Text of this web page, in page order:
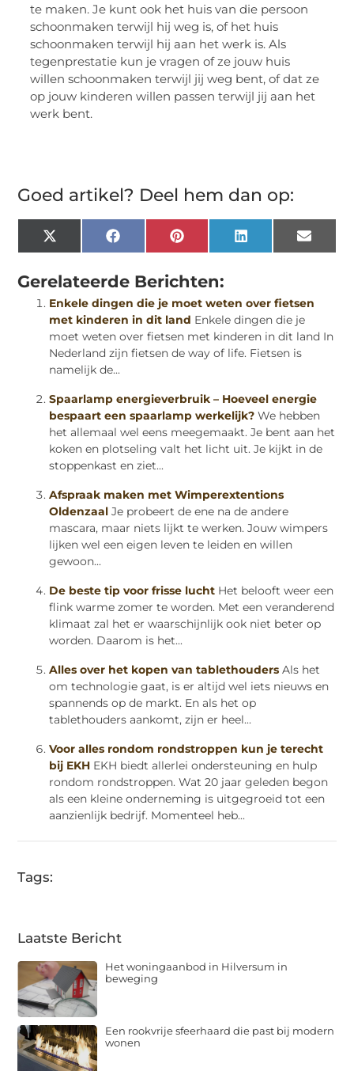
te maken. Je kunt ook het huis van die persoon
schoonmaken terwijl hij weg is, of het huis
schoonmaken terwijl hij aan het werk is. Als
tegenprestatie kun je vragen of ze jouw huis
willen schoonmaken terwijl jij weg bent, of dat ze
op jouw kinderen willen passen terwijl jij aan het
werk bent.
Goed artikel? Deel hem dan op:
X
(Twitter)
FacebookPinterestLinkedInEmail
Gerelateerde Berichten:
Enkele dingen die je moet weten over fietsen
met kinderen in dit land Enkele dingen die je
moet weten over fietsen met kinderen in dit land In
Nederland zijn fietsen de way of life. Fietsen is
namelijk de...
Spaarlamp energieverbruik – Hoeveel energie
bespaart een spaarlamp werkelijk? We hebben
het allemaal wel eens meegemaakt. Je bent aan het
koken en plotseling valt het licht uit. Je kijkt in de
stoppenkast en ziet...
Afspraak maken met Wimperextentions
Oldenzaal Je probeert de ene na de andere
mascara, maar niets lijkt te werken. Jouw wimpers
lijken wel een eigen leven te leiden en willen
gewoon...
De beste tip voor frisse lucht Het belooft weer een
flink warme zomer te worden. Met een veranderend
klimaat zal het er waarschijnlijk ook niet beter op
worden. Daarom is het...
Alles over het kopen van tablethouders Als het
om technologie gaat, is er altijd wel iets nieuws en
spannends op de markt. En als het op
tablethouders aankomt, zijn er heel...
Voor alles rondom rondstroppen kun je terecht
bij EKH EKH biedt allerlei ondersteuning en hulp
rondom rondstroppen. Wat 20 jaar geleden begon
als een kleine onderneming is uitgegroeid tot een
aanzienlijk bedrijf. Momenteel heb...
Tags:
Laatste Bericht
Het woningaanbod in Hilversum in
beweging
Een rookvrije sfeerhaard die past bij modern
wonen